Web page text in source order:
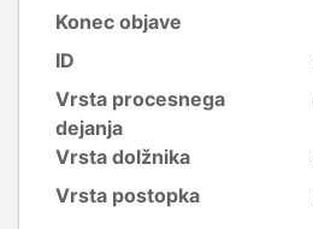
Konec objave
ID
Vrsta procesnega
dejanja
Vrsta dolžnika
Vrsta postopka